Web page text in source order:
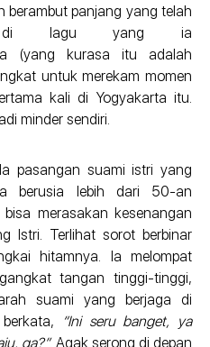
panjang yang telah
di lagu yang ia
(yang kurasa itu adalah
untuk merekam momen
kali di Yogyakarta itu.
minder sendiri.
pasangan suami istri yang
berusia lebih dari 50-an
merasakan kesenangan
Istri. Terlihat sorot berbinar
hitamnya. Ia melompat
tangan tinggi-tinggi,
suami yang berjaga di
“Ini seru banget, ya
ga?”. Agak serong di depan